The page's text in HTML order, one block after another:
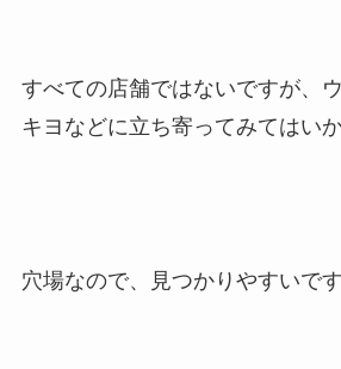
すべての店舗ではないですが、
キヨなどに立ち寄ってみてはい
穴場なので、見つかりやすいで